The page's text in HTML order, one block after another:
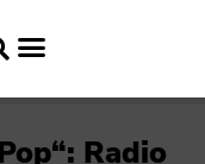
Radio